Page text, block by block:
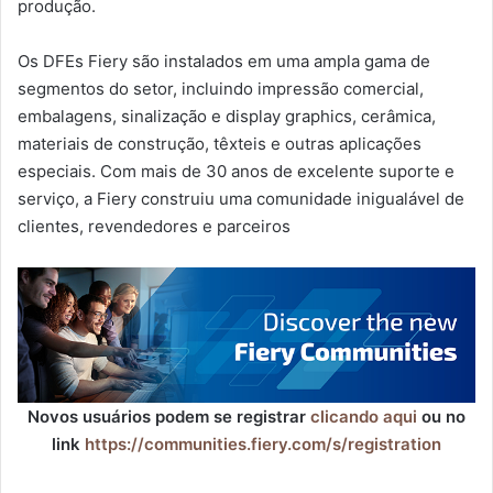
produção.
Os DFEs Fiery são instalados em uma ampla gama de
segmentos do setor, incluindo impressão comercial,
embalagens, sinalização e display graphics, cerâmica,
materiais de construção, têxteis e outras aplicações
especiais. Com mais de 30 anos de excelente suporte e
serviço, a Fiery construiu uma comunidade inigualável de
clientes, revendedores e parceiros
Novos usuários podem se registrar clicando aqui ou no
link https://communities.fiery.com/s/registration